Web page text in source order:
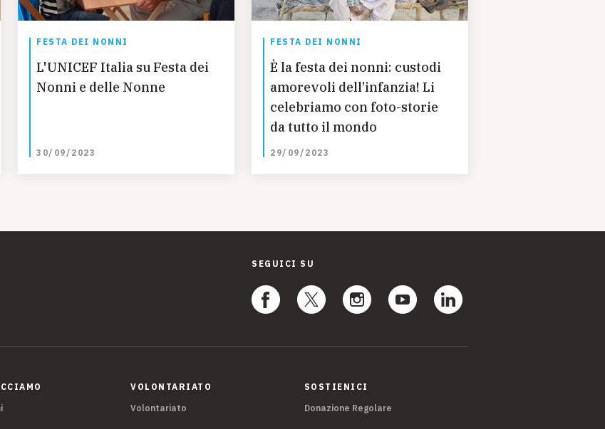
FESTA DEI NONNI
L'UNICEF Italia su Festa dei
Nonni e delle Nonne
30/09/2023
FESTA DEI NONNI
È la festa dei nonni: custodi
amorevoli dell’infanzia! Li
celebriamo con foto-storie
da tutto il mondo
29/09/2023
SEGUICI SU
VOLONTARIATO
Volontariato
SOSTIENICI
Donazione Regolare